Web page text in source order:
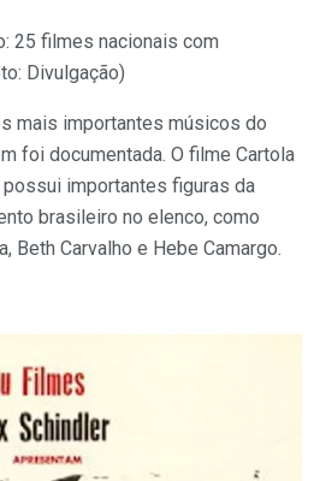
25 filmes nacionais com
Divulgação)
mais importantes músicos do
foi documentada. O filme Cartola
importantes figuras da
brasileiro no elenco, como
Beth Carvalho e Hebe Camargo.